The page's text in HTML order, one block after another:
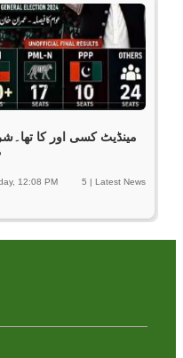
مینڈیٹ کسی اور کا
5 | Latest News
12:08 PM